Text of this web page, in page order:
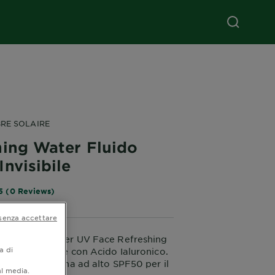
SOLAIRE
Water Fluido
(0 Reviews)
Solaire Super UV Face Refreshing
Invisible con Acido Ialuronico.
quotidiana ad alto SPF50 per il
di
media.
accettare